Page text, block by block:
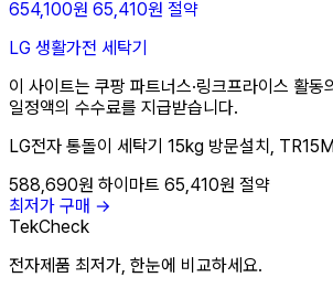
654,100원 65,410원 절약
LG 생활가전 세탁기
이 사이트는 쿠팡 파트너스·링크프라이스 활동
일정액의 수수료를 지급받습니다.
LG전자 통돌이 세탁기 15kg 방문설치,
588,690원 하이마트 65,410원 절약
최저가 구매 →
TekCheck
전자제품 최저가, 한눈에 비교하세요.